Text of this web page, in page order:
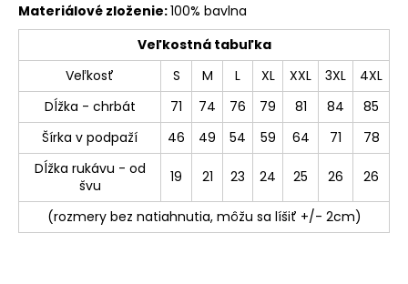
Materiálové zloženie:100% bavlna
Veľkostná tabuľka
Veľkosť
S M L XL XXL 3XL
4XL
Dĺžka - chrbát
71 74 76 79 81 84
85
Šírka v podpaží
46 49 54 59 64 71
78
Dĺžka rukávu - od
švu
19 21 23 24 25 26 26
(rozmery bez natiahnutia, môžu sa líšiť +/- 2cm)